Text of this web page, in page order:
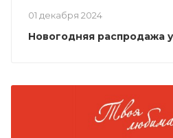
01 декабря 2024
Новогодняя распродажа